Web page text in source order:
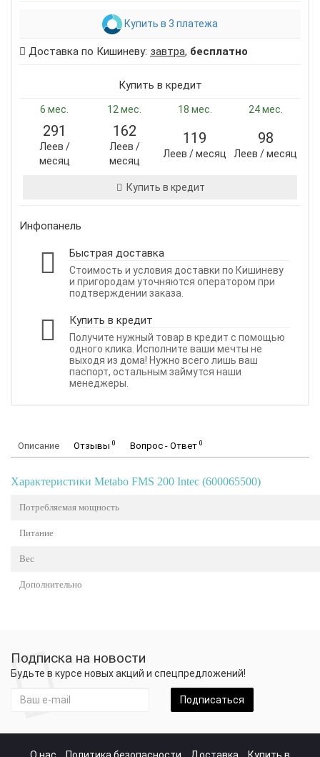
Купить в 3 платежа
Доставка по Кишиневу: завтра, бесплатно
Купить в кредит
6 мес. 12 мес. 18 мес. 24 мес.
291
Леев /
месяц
162
Леев /
месяц
119
Леев / месяц
98
Леев / месяц
Купить в кредит
Инфопанель
Быстрая доставка
Стоимость и условия доставки по Кишиневу
и пригородам уточняются оператором при
подтверждении заказа.
Купить в кредит
Получите нужный товар в кредит с помощью
одного клика. Исполните ваши мечты не
выходя из дома! Нужно всего лишь ваш
паспорт, остальным займутся наши
менеджеры.
Описание Отзывы 0 Вопрос - Ответ 0
Характеристики Metabo FMS 200 Intec (600065500)
Потребляемая мощность
Питание
Вес
Дополнительно
Подписка на новости
Будьте в курсе новых акций и спецпредложений!
Подписаться